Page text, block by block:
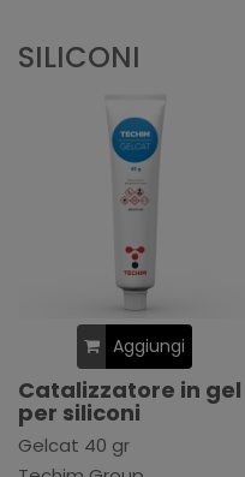
SILICONI
Aggiungi
Catalizzatore in gel
per siliconi
Gelcat 40 gr